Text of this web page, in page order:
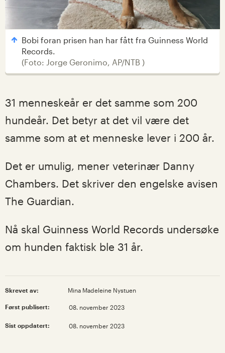
Bobi foran prisen han har fått fra Guinness World
Records.
(Foto: Jorge Geronimo, AP/NTB )
31 menneskeår er det samme som 200
hundeår. Det betyr at det vil være det
samme som at et menneske lever i 200 år.
Det er umulig, mener veterinær Danny
Chambers. Det skriver den engelske avisen
The Guardian.
Nå skal Guinness World Records undersøke
om hunden faktisk ble 31 år.
Skrevet av: Mina Madeleine Nystuen
Først publisert: 08. november 2023
Sist oppdatert: 08. november 2023